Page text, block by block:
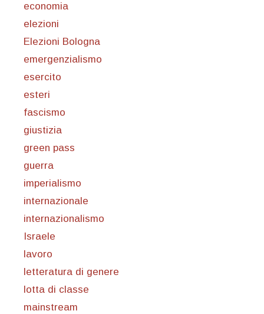
economia
elezioni
Elezioni Bologna
emergenzialismo
esercito
esteri
fascismo
giustizia
green pass
guerra
imperialismo
internazionale
internazionalismo
Israele
lavoro
letteratura di genere
lotta di classe
mainstream